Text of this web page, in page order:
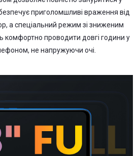
приголомшливі враження від
а спеціальний режим зі зниженим
комфортно проводити довгі години у
не напружуючи очі.